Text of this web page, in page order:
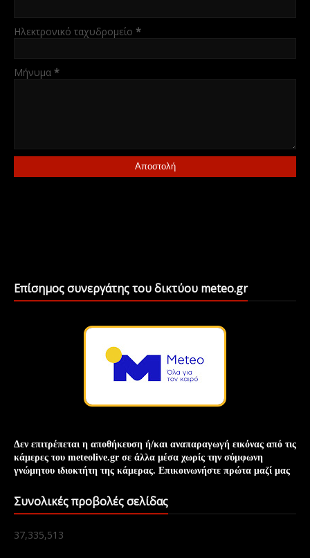
Ηλεκτρονικό ταχυδρομείο *
Μήνυμα *
Επίσημος συνεργάτης του δικτύου meteo.gr
Δεν επιτρέπεται η αποθήκευση ή/και αναπαραγωγή εικόνας από τις
κάμερες του meteolive.gr σε άλλα μέσα χωρίς την σύμφωνη
γνώμητου ιδιοκτήτη της κάμερας. Επικοινωνήστε πρώτα μαζί μας
Συνολικές προβολές σελίδας
37,335,513